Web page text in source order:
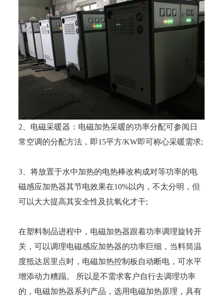
2、电磁采暖器：电磁加热采暖的功率分配可参阅日
常空调的分配方法，即15平方/KW即可称心采暖需求;
3、将放置于水中加热的电热棒改构成对等功率的电
磁感应加热器其节电效果在10%以内，不太分明，但
可以大大提高其安全性及抗氧化才干;
在塑料制品进程中，电磁加热器跟着功率调理旋转开
关，可以调理电磁感应加热器的功率巨细，当料筒温
度抵达居里点时，电磁加热控制板自动断电，可水平
增添动力糟蹋。 所以是不需求客户自行去调理功率
的，电磁加热器系列产品，选用电磁加热原理，具有